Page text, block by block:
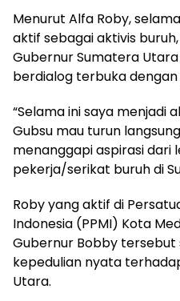
Menurut Alfa Roby,
aktif sebagai aktivis
Gubernur Sumatera
berdialog terbuka
“Selama ini saya menjadi
Gubsu mau turun
menanggapi aspirasi dari
pekerja/serikat buruh di
Roby yang aktif di
Indonesia (PPMI) Kota
Gubernur Bobby
kepedulian nyata
Utara.